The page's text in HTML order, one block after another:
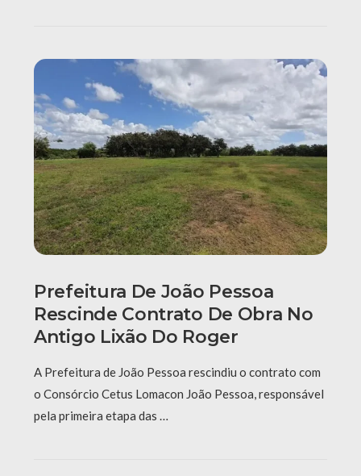
Prefeitura De João Pessoa
Rescinde Contrato De Obra No
Antigo Lixão Do Roger
A Prefeitura de João Pessoa rescindiu o contrato com
o Consórcio Cetus Lomacon João Pessoa, responsável
pela primeira etapa das …